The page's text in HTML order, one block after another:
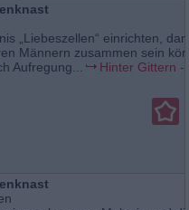
„Liebeszellen“ einrichten,
Männern zusammen sein
Aufregung...
Hinter Gittern -